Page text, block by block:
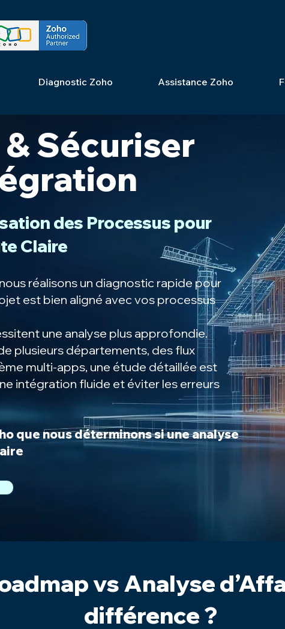
Diagnostic Zoho Assistance Zoho
& Sécuriser
des Processus pour
Claire
réalisons un diagnostic rapide pour
est bien aligné avec vos processus
une analyse plus approfondie.
plusieurs départements, des flux
multi-apps, une étude détaillée est
intégration fluide et éviter les erreurs
que nous déterminons si une analyse
vs Analyse
différence ?